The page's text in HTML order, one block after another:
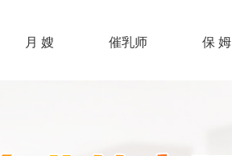
月 嫂 催乳师 保 姆